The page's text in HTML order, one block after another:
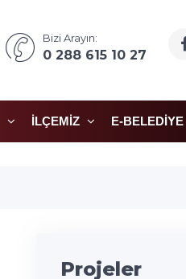
Bizi Arayın:
0 288 615 10 27
İLÇEMIZ E-BELEDIYE
Projeler